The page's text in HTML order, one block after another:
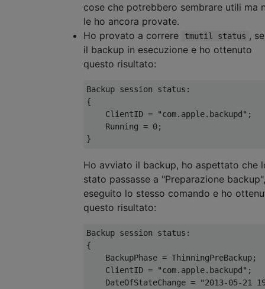
cose che potrebbero sembrare utili ma
le ho ancora provate.
Ho provato a correre
tmutil status ,
il backup in esecuzione e ho ottenuto
questo risultato:
Backup session status:
{
    ClientID = "com.apple.backupd";
    Running = 0;
Ho avviato il backup, ho aspettato che
stato passasse a "Preparazione
eseguito lo stesso comando e ho
questo risultato:
Backup session status:
{
    BackupPhase = ThinningPreBackup;
    ClientID = "com.apple.backupd";
DateOfStateChange = "2013-05-21